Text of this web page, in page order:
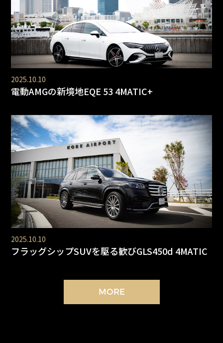
2025.10.10
電動AMGの新境地EQE 53 4MATIC+
2025.10.10
フラッグシップSUVを駆る歓びGLS450d 4MATIC
MORE